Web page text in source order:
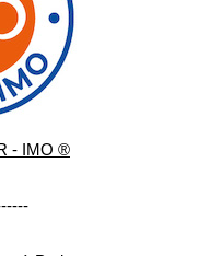
- IMO ®